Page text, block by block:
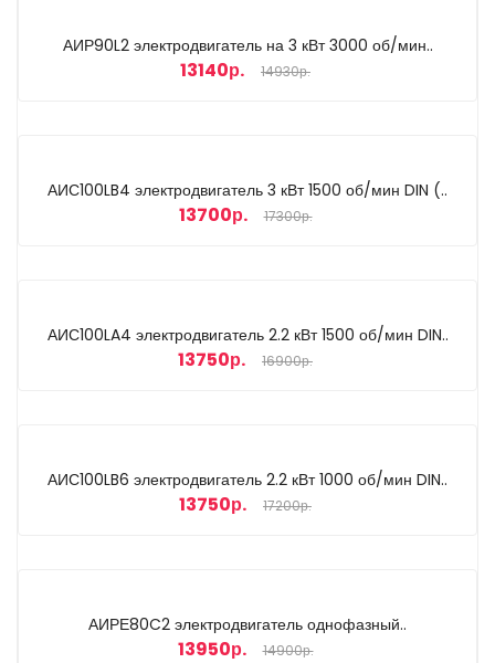
АИР90L2 электродвигатель на 3 кВт 3000 об/мин..
13140р. 14930р.
АИС100LB4 электродвигатель 3 кВт 1500 об/мин DIN (..
13700р. 17300р.
АИС100LA4 электродвигатель 2.2 кВт 1500 об/мин DIN..
13750р. 16900р.
АИС100LB6 электродвигатель 2.2 кВт 1000 об/мин DIN..
13750р. 17200р.
АИРЕ80C2 электродвигатель однофазный..
13950р. 14900р.